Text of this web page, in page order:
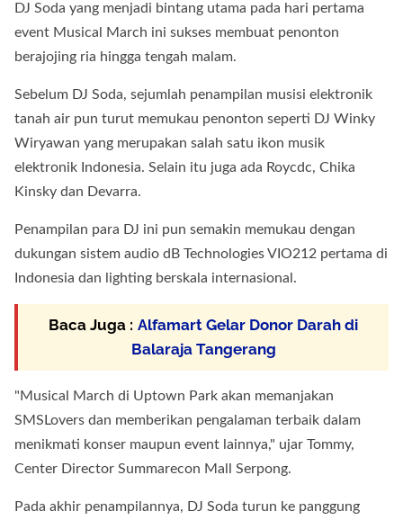
DJ Soda yang menjadi bintang utama pada hari pertama
event Musical March ini sukses membuat penonton
berajojing ria hingga tengah malam.
Sebelum DJ Soda, sejumlah penampilan musisi elektronik
tanah air pun turut memukau penonton seperti DJ Winky
Wiryawan yang merupakan salah satu ikon musik
elektronik Indonesia. Selain itu juga ada Roycdc, Chika
Kinsky dan Devarra.
Penampilan para DJ ini pun semakin memukau dengan
dukungan sistem audio dB Technologies VIO212 pertama di
Indonesia dan lighting berskala internasional.
Baca Juga : Alfamart Gelar Donor Darah di
Balaraja Tangerang
"Musical March di Uptown Park akan memanjakan
SMSLovers dan memberikan pengalaman terbaik dalam
menikmati konser maupun event lainnya," ujar Tommy,
Center Director Summarecon Mall Serpong.
Pada akhir penampilannya, DJ Soda turun ke panggung